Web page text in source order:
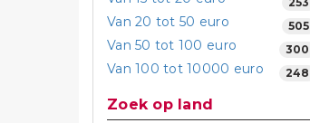
Van 20 tot 50 euro 505
Van 50 tot 100 euro 300
Van 100 tot 10000 euro 248
Zoek op land